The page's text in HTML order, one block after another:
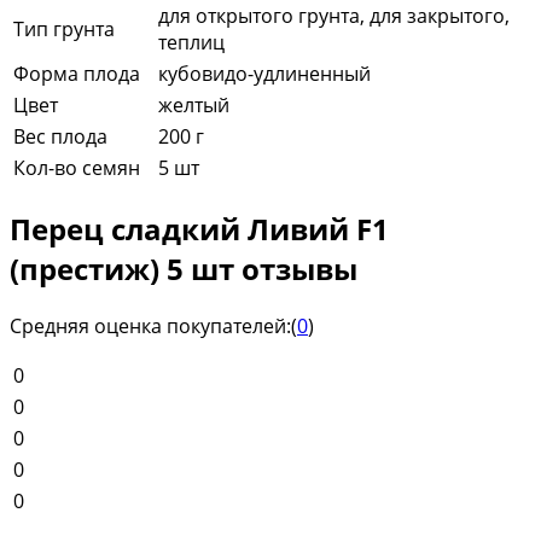
Тип грунта
для открытого грунта, для закрытого,
теплиц
Форма плода
кубовидо-удлиненный
Цвет
желтый
Вес плода
200 г
Кол-во семян
5 шт
Перец сладкий Ливий F1
(престиж) 5 шт отзывы
Средняя оценка покупателей:(0)
0
0
0
0
0